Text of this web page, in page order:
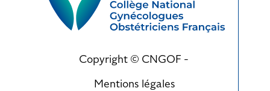
Copyright © CNGOF -
Mentions légales